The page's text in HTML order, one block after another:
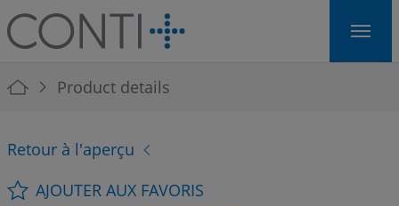
Skip to main navigation
Skip to main content
Skip to page footer
You are here:
Product details
Retour à l'aperçu
AJOUTER AUX FAVORIS